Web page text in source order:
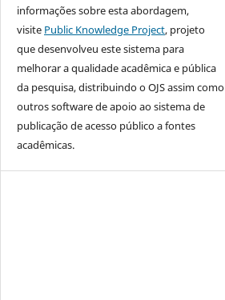
informações sobre esta abordagem,
visite Public Knowledge Project, projeto
que desenvolveu este sistema para
melhorar a qualidade acadêmica e pública
da pesquisa, distribuindo o OJS assim como
outros software de apoio ao sistema de
publicação de acesso público a fontes
acadêmicas.